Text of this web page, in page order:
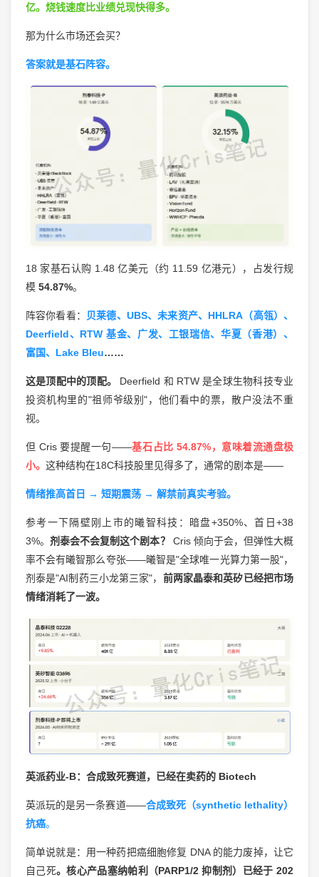
亿。烧钱速度比业绩兑现快得多。
那为什么市场还会买？
答案就是基石阵容。
18 家基石认购 1.48 亿美元（约 11.59 亿港元），占发行规
模 54.87%。
阵容你看看：
贝莱德、UBS、未来资产、HHLRA（高瓴）、
Deerfield、RTW 基金、广发、工银瑞信、华夏（香港）、
富国、Lake Bleu……
这是顶配中的顶配。
Deerfield 和 RTW 是全球生物科技专业
投资机构里的"祖师爷级别"，他们看中的票，散户没法不重
视。
但 Cris 要提醒一句——基石占比 54.87%，意味着流通盘极
小。 这种结构在18C科技股里见得多了，通常的剧本是——
情绪推高首日 → 短期震荡 → 解禁前真实考验。
参考一下隔壁刚上市的曦智科技：暗盘+350%、首日+38
3%。 剂泰会不会复制这个剧本？
Cris 倾向于会，但弹性大概
率不会有曦智那么夸张——曦智是"全球唯一光算力第一股"，
剂泰是"AI制药三小龙第三家"， 前两家晶泰和英矽已经把市场
情绪消耗了一波。
英派药业-B：合成致死赛道，已经在卖药的 Biotech
英派玩的是另一条赛道——合成致死（synthetic lethality）
抗癌。
简单说就是：用一种药把癌细胞修复 DNA 的能力废掉，让它
自己死。核心产品塞纳帕利（PARP1/2 抑制剂）已经于 202